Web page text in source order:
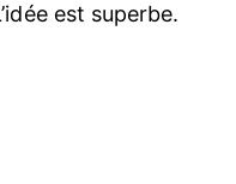
est superbe.